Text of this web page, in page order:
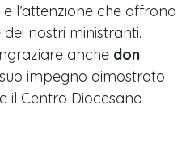
l’attenzione che offrono
nostri ministranti.
anche don
impegno dimostrato
il Centro Diocesano